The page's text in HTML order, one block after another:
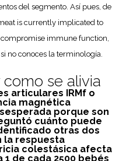
del segmento. Así pues, de
is currently implicated to
immune function,
no conoces la terminología.
se alivia
articulares IRMf o
magnética
porque son
cuánto puede
otras dos
la respuesta
colestásica afecta
de cada 2500 bebés